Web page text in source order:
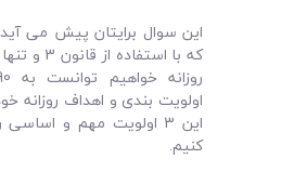
این سوال برایتان پیش می
که با
اولویت بندی و اهداف روزانه
این 3 اولویت مهم و
کنیم.